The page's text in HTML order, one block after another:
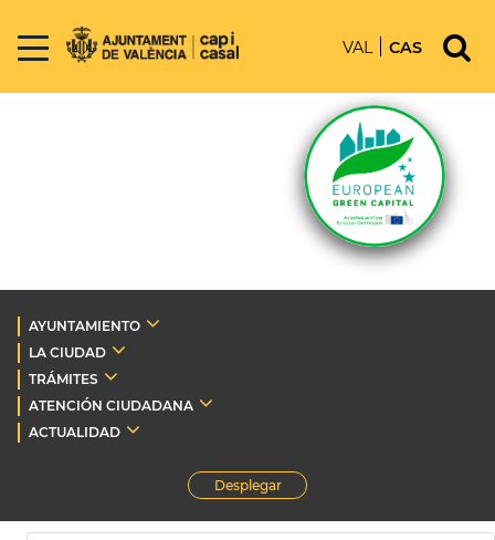
VAL CAS
AYUNTAMIENTO
LA CIUDAD
TRÁMITES
ATENCIÓN CIUDADANA
ACTUALIDAD
Desplegar